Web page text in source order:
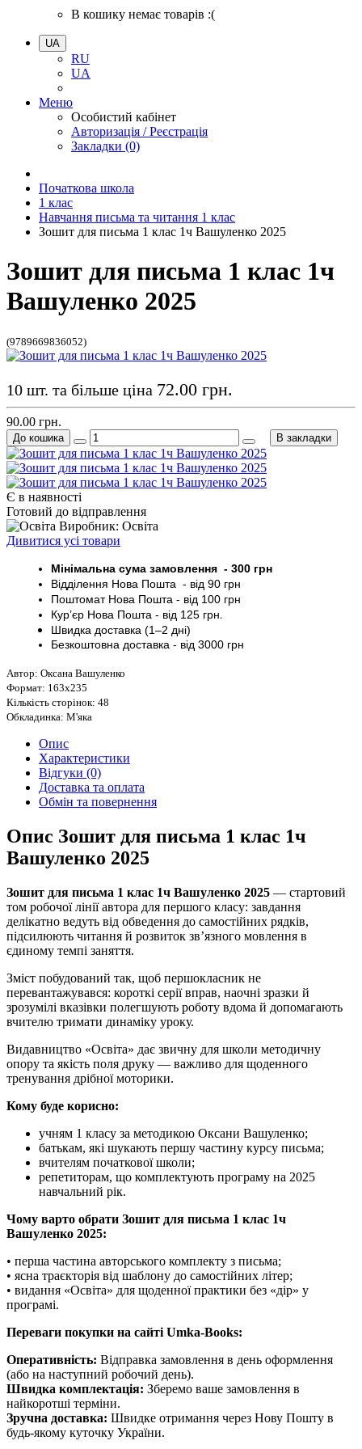
В кошику немає товарів :(
UA
RU
UA
Меню
Особистий кабінет
Авторизація / Реєстрація
Закладки (0)
Початкова школа
1 клас
Навчання письма та читання 1 клас
Зошит для письма 1 клас 1ч Вашуленко 2025
Зошит для письма 1 клас 1ч
Вашуленко 2025
(9789669836052)
Є в наявності
Готовий до відправлення
Виробник: Освіта
Дивитися усі товари
Мінімальна сума замовлення - 300 грн
Відділення Нова Пошта - від 90 грн
ПоштоматНова Пошта - від 100 грн
Кур’єр Нова Пошта - від 125 грн.
Швидка доставка (1–2 дні)
Безкоштовна доставка - від 3000 грн
Автор: Оксана Вашуленко
Формат: 163х235
Кількість сторінок: 48
Обкладинка: М'яка
10 шт. та більше ціна 72.00 грн.
90.00 грн.
До кошика В закладки
Опис
Характеристики
Відгуки (0)
Доставка та оплата
Обмін та повернення
Опис Зошит для письма 1 клас 1ч
Вашуленко 2025
Зошит для письма 1 клас 1ч Вашуленко 2025 — стартовий
том робочої лінії автора для першого класу: завдання
делікатно ведуть від обведення до самостійних рядків,
підсилюють читання й розвиток зв’язного мовлення в
єдиному темпі заняття.
Зміст побудований так, щоб першокласник не
перевантажувався: короткі серії вправ, наочні зразки й
зрозумілі вказівки полегшують роботу вдома й допомагають
вчителю тримати динаміку уроку.
Видавництво «Освіта» дає звичну для школи методичну
опору та якість поля друку — важливо для щоденного
тренування дрібної моторики.
Кому буде корисно:
учням 1 класу за методикою Оксани Вашуленко;
батькам, які шукають першу частину курсу письма;
вчителям початкової школи;
репетиторам, що комплектують програму на 2025
навчальний рік.
Чому варто обрати Зошит для письма 1 клас 1ч
Вашуленко 2025:
• перша частина авторського комплекту з письма;
• ясна траєкторія від шаблону до самостійних літер;
• видання «Освіта» для щоденної практики без «дір» у
програмі.
Переваги покупки на сайті Umka-Books:
Оперативність: Відправка замовлення в день оформлення
(або на наступний робочий день).
Швидка комплектація: Зберемо ваше замовлення в
найкоротші терміни.
Зручна доставка: Швидке отримання через Нову Пошту в
будь-якому куточку України.